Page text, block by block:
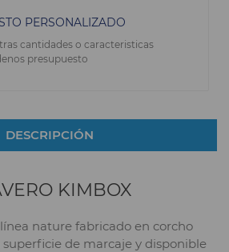
PERSONALIZADO
cantidades o caracteristicas
presupuesto
DESCRIPCIÓN
KIMBOX
nature fabricado en corcho
de marcaje y disponible